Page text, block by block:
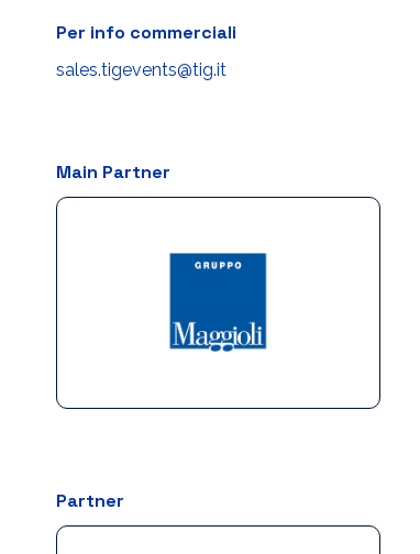
Per info commerciali
sales.tigevents@tig.it
Main Partner
Partner